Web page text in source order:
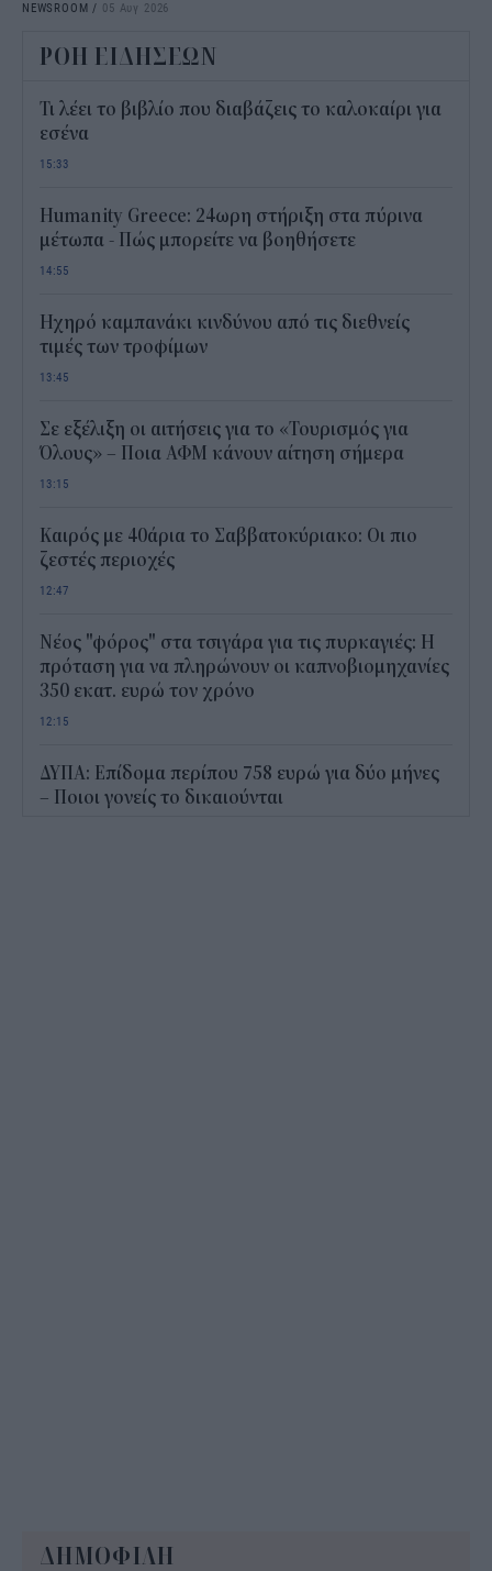
NEWSROOM / 05 Αυγ 2026
ΡΟΗ ΕΙΔΗΣΕΩΝ
Τι λέει το βιβλίο που διαβάζεις το καλοκαίρι για
εσένα
15:33
Humanity Greece: 24ωρη στήριξη στα πύρινα
μέτωπα - Πώς μπορείτε να βοηθήσετε
14:55
Ηχηρό καμπανάκι κινδύνου από τις διεθνείς
τιμές των τροφίμων
13:45
Σε εξέλιξη οι αιτήσεις για το «Τουρισμός για
Όλους» – Ποια ΑΦΜ κάνουν αίτηση σήμερα
13:15
Καιρός με 40άρια το Σαββατοκύριακο: Οι πιο
ζεστές περιοχές
12:47
Νέος "φόρος" στα τσιγάρα για τις πυρκαγιές: Η
πρόταση για να πληρώνουν οι καπνοβιομηχανίες
350 εκατ. ευρώ τον χρόνο
12:15
ΔΥΠΑ: Επίδομα περίπου 758 ευρώ για δύο μήνες
– Ποιοι γονείς το δικαιούνται
ΔΗΜΟΦΙΛΗ